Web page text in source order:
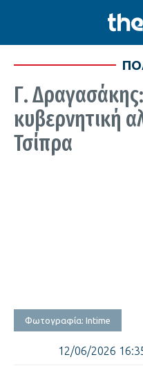
Γ.
κυβερνητική
Τσίπρα
Φωτογραφία: Intime
12/06/2026